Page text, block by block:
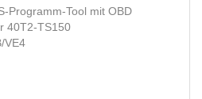
Programm-Tool mit OBD
40T2-TS150
VE4